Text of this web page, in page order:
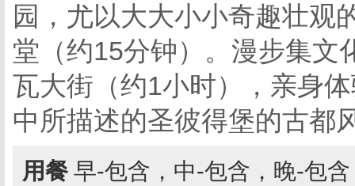
园，尤以大大小小奇趣壮观
堂（约15分钟）。漫步集文
瓦大街（约1小时），亲身
中所描述的圣彼得堡的古都
用餐 早-包含，中-包含，晚-包